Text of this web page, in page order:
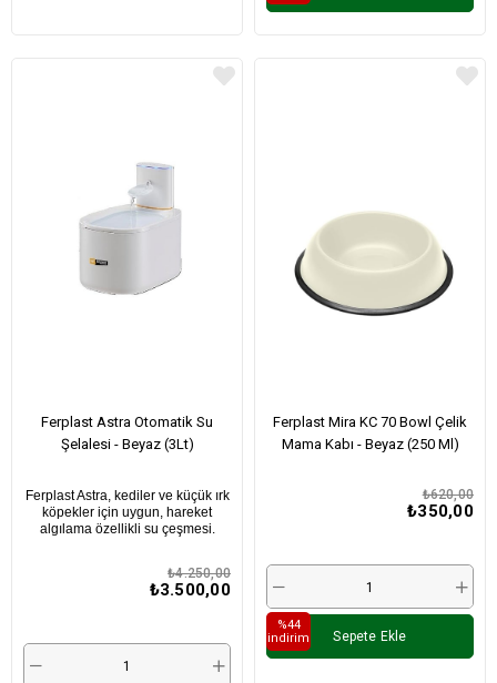
Ferplast Astra Otomatik Su
Şelalesi - Beyaz (3Lt)
Ferplast Astra, kediler ve küçük ırk
köpekler için uygun, hareket
algılama özellikli su çeşmesi.
₺3.500,00
₺4.250,00
Ferplast Mira KC 70 Bowl Çelik
Mama Kabı - Beyaz (250 Ml)
₺350,00
₺620,00
Sepete Ekle
%44
i̇ndirim